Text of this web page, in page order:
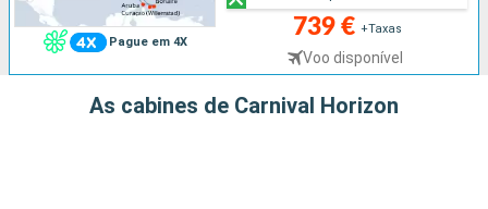
Pague em 4X
739 € +Taxas
Voo disponível
As cabines de Carnival Horizon